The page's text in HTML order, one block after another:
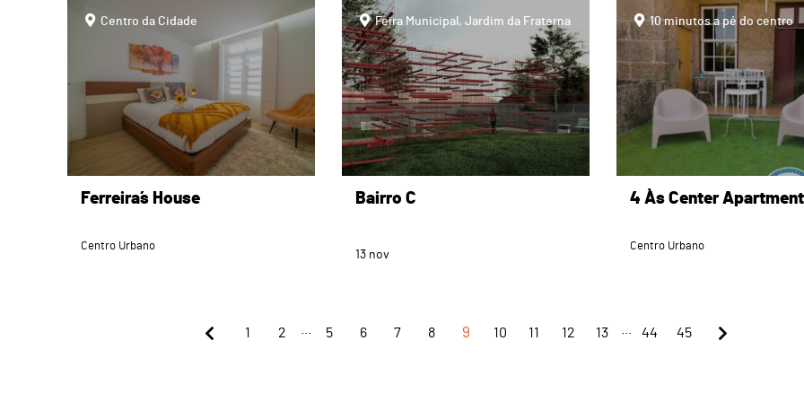
pageCentro da Cidade
Ferreira´s House
Centro Urbano
pageFeira Municipal, Jardim da Fraterna
Bairro C
13 nov
page10 minutos a pé do centro
4 Às Center
Centro Urbano
1 2 5 6 7 8 9 10 11 12 13 44 45